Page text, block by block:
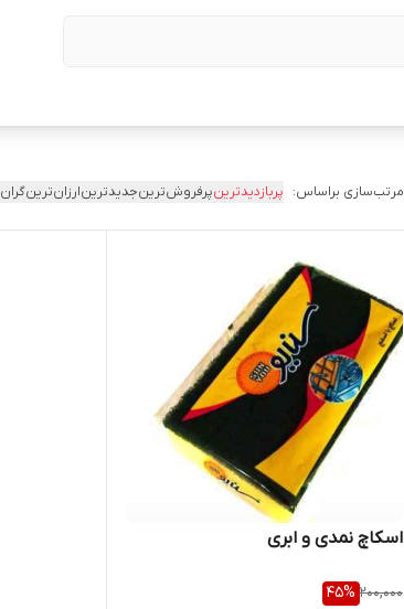
مرتب‌سازی براساس: پربازدیدترینپرفروش‌ترینجدیدترینارزان‌ترین
اسکاچ نمدی و ابری
200,000
45%